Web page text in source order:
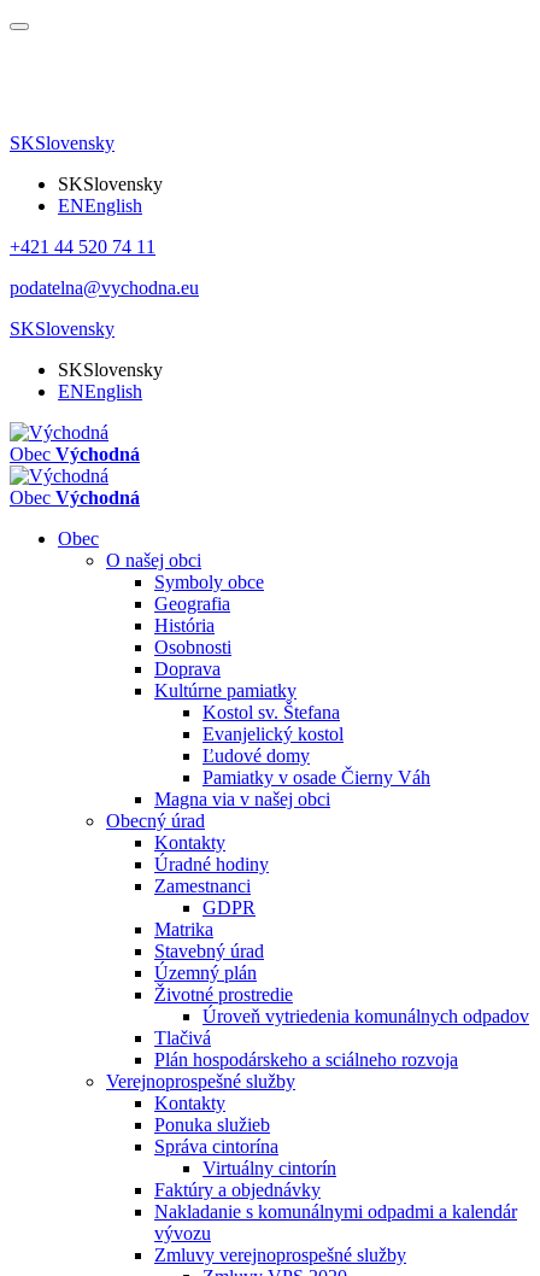
SKSlovensky
SKSlovensky
ENEnglish
+421 44 520 74 11
podatelna@vychodna.eu
SKSlovensky
SKSlovensky
ENEnglish
Obec Východná
Obec Východná
Obec
O našej obci
Symboly obce
Geografia
História
Osobnosti
Doprava
Kultúrne pamiatky
Kostol sv. Štefana
Evanjelický kostol
Ľudové domy
Pamiatky v osade Čierny Váh
Magna via v našej obci
Obecný úrad
Kontakty
Úradné hodiny
Zamestnanci
GDPR
Matrika
Stavebný úrad
Územný plán
Životné prostredie
Úroveň vytriedenia komunálnych odpadov
Tlačivá
Plán hospodárskeho a sciálneho rozvoja
Verejnoprospešné služby
Kontakty
Ponuka služieb
Správa cintorína
Virtuálny cintorín
Faktúry a objednávky
Nakladanie s komunálnymi odpadmi a kalendár
vývozu
Zmluvy verejnoprospešné služby